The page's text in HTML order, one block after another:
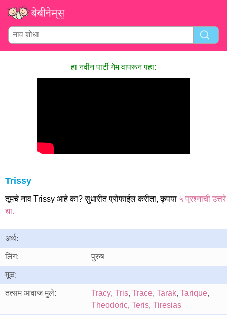
हा नवीन पार्टी गेम वापरून पहा:
Trissy
तूमचे नाव Trissy आहे का? सुधारीत प्रोफाईल करीता, कृपया ५ प्रश्नाची उत्तरे
द्या.
अर्थ:
लिंग: पुरुष
मूळ:
तत्सम आवाज मुले: Tracy, Tris, Trace, Tarak, Tarique,
Theodoric, Teris, Tiresias